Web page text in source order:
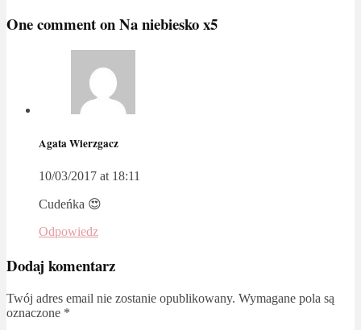
One comment onNa niebiesko x5
Agata Wierzgacz
10/03/2017 at 18:11
Cudeńka 😍
Odpowiedz
Dodaj komentarz
Twój adres email nie zostanie opublikowany. Wymagane pola są
oznaczone *